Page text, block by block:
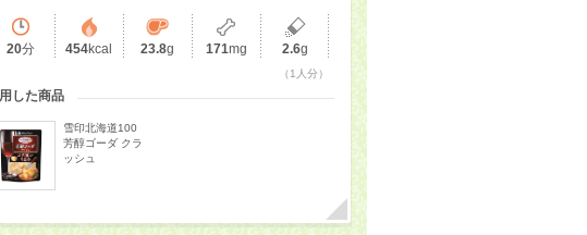
20分 454kcal 23.8g 171mg 2.6g
（1人分）
した商品
雪印北海道100
芳醇ゴーダ クラ
ッシュ